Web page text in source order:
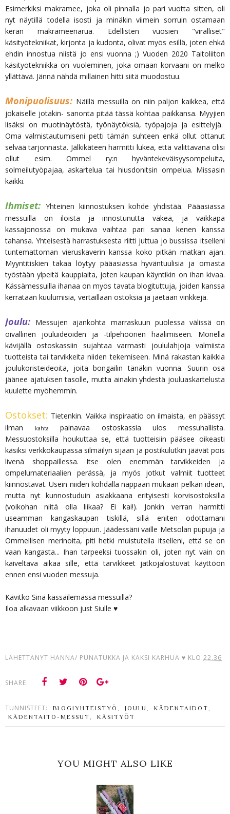
Esimerkiksi makramee, joka oli pinnalla jo pari vuotta sitten, oli
nyt näytillä todella isosti ja minäkin viimein sorruin ostamaan
kerän makrameenarua. Edellisten vuosien "viralliset"
käsityötekniikat, kirjonta ja kudonta, olivat myös esillä, joten ehkä
ehdin innostua niistä jo ensi vuonna ;) Vuoden 2020 Taitoliiton
käsityötekniikka on vuoleminen, joka omaan korvaani on melko
yllättävä. Jännä nähdä millainen hitti siitä muodostuu.
Monipuolisuus: Näillä messuilla on niin paljon kaikkea, että
jokaiselle jotakin- sanonta pitää tässä kohtaa paikkansa. Myyjien
lisäksi on muotinäytöstä, työnäytöksiä, työpajoja ja esittelyjä.
Oma valmistautumiseni petti tämän suhteen enkä ollut ottanut
selvää tarjonnasta. Jälkikäteen harmitti lukea, että valittavana olisi
ollut esim. Ommel ry:n hyväntekeväisyysompeluita,
solmeilutyöpajaa, askartelua tai hiusdonitsin ompelua. Missasin
kaikki.
Ihmiset: Yhteinen kiinnostuksen kohde yhdistää. Pääasiassa
messuilla on iloista ja innostunutta väkeä, ja vaikkapa
kassajonossa on mukava vaihtaa pari sanaa kenen kanssa
tahansa. Yhteisestä harrastuksesta riitti juttua jo bussissa itselleni
tuntemattoman vieruskaverin kanssa koko pitkän matkan ajan.
Myyntitiskien takaa löytyy pääasiassa hyväntuulisia ja omasta
työstään ylpeitä kauppiaita, joten kaupan käyntikin on ihan kivaa.
Kässämessuilla ihanaa on myös tavata blogituttuja, joiden kanssa
kerrataan kuulumisia, vertaillaan ostoksia ja jaetaan vinkkejä.
Joulu: Messujen ajankohta marraskuun puolessa välissä on
oivallinen jouluideoiden ja -tilpehöörien haalimiseen. Monella
kävijällä ostoskassiin sujahtaa varmasti joululahjoja valmiista
tuotteista tai tarvikkeita niiden tekemiseen. Minä rakastan kaikkia
joulukoristeideoita, joita bongailin tänäkin vuonna. Suurin osa
jäänee ajatuksen tasolle, mutta ainakin yhdestä jouluaskartelusta
kuulette myöhemmin.
Ostokset: Tietenkin. Vaikka inspiraatio on ilmaista, en päässyt
ilman
kahta
painavaa ostoskassia ulos messuhallista.
Messuostoksilla houkuttaa se, että tuotteisiin pääsee oikeasti
käsiksi verkkokaupassa silmäilyn sijaan ja postikulutkin jäävät pois
livenä shoppaillessa. Itse olen enemmän tarvikkeiden ja
ompelumateriaalien perässä, ja myös jotkut valmiit tuotteet
kiinnostavat. Usein niiden kohdalla nappaan mukaan pelkän idean,
mutta nyt kunnostuduin asiakkaana erityisesti korvisostoksilla
(voikohan niitä olla liikaa? Ei kai!). Jonkin verran harmitti
useamman kangaskaupan tiskillä, sillä eniten odottamani
ihanuudet oli myyty loppuun. Jäädessäni vaille Metsolan pupuja ja
Ommellisen merinoita, piti hetki muistutella itselleni, että se on
vaan kangasta... Ihan tarpeeksi tuossakin oli, joten nyt vain on
kaiveltava aikaa sille, että tarvikkeet jatkojalostuvat käyttöön
ennen ensi vuoden messuja.
Kävitkö Sinä kässäilemässä messuilla?
Iloa alkavaan viikkoon just Siulle ♥
LÄHETTÄNYT HANNA/ PUNATUKKA JA KAKSI KARHUA ♥ KLO 22.36
SHARE:
TUNNISTEET: BLOGIYHTEISTYÖ , JOULU , KÄDENTAIDOT ,
KÄDENTAITO-MESSUT , KÄSITYÖT
YOU MIGHT ALSO LIKE